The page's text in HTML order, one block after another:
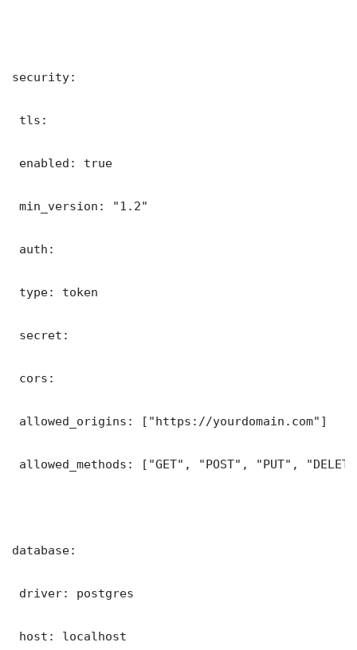
security:
tls:
enabled: true
min_version: "1.2"
auth:
type: token
secret:
cors:
allowed_origins: ["https://yourdomain.com"]
allowed_methods: ["GET", "POST", "PUT",
database:
driver: postgres
host: localhost